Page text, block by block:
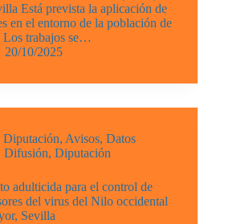
Está prevista la aplicación de
en el entorno de la población de
Los trabajos se…
20/10/2025
Diputación, Avisos, Datos
Difusión, Diputación
adulticida para el control de
del virus del Nilo occidental
Sevilla